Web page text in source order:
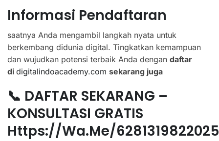
Informasi Pendaftaran
saatnya Anda mengambil langkah nyata untuk
berkembang didunia digital. Tingkatkan kemampuan
dan wujudkan potensi terbaik Anda dengan daftar
di digitalindoacademy.com sekarang juga
📞 DAFTAR SEKARANG –
KONSULTASI GRATIS
Https://wa.me/6281319822025